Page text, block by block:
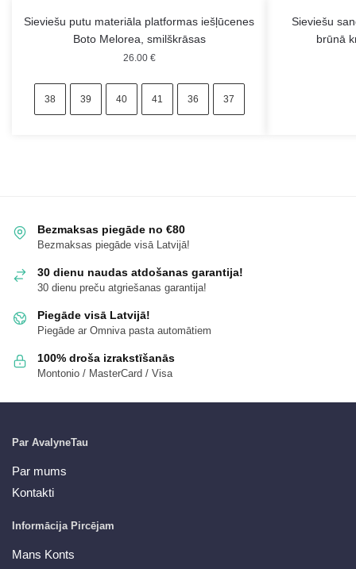
Sieviešu putu materiāla platformas iešļūcenes
Boto Melorea, smilškrāsas
26.00 €
38 39 40 41 36 37
Sieviešu
brūnā
Bezmaksas piegāde no €80
Bezmaksas piegāde visā Latvijā!
30 dienu naudas atdošanas garantija!
30 dienu preču atgriešanas garantija!
Piegāde visā Latvijā!
Piegāde ar Omniva pasta automātiem
100% droša izrakstīšanās
Montonio / MasterCard / Visa
Par AvalyneTau
Par mums
Kontakti
Informācija Pircējam
Mans Konts